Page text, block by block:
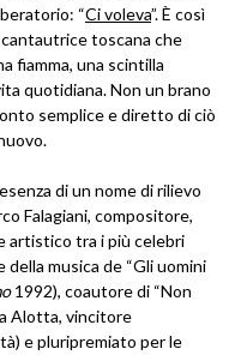
“Ci voleva”. È così
cantautrice toscana che
fiamma, una scintilla
quotidiana. Non un brano
semplice e diretto di ciò
di un nome di rilievo
Falagiani, compositore,
artistico tra i più celebri
musica de “Gli uomini
1992), coautore di “Non
Alotta, vincitore
e pluripremiato per le